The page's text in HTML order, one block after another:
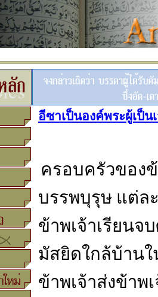
อีซาเป็นองค์พระผู้เป็น
ครอบครัวของ
บรรพบุรุษ แต่ล
ข้าพเจ้าเรียน
มัสยิดใกล้บ้านใ
ข้าพเจ้าส่งข้าพ